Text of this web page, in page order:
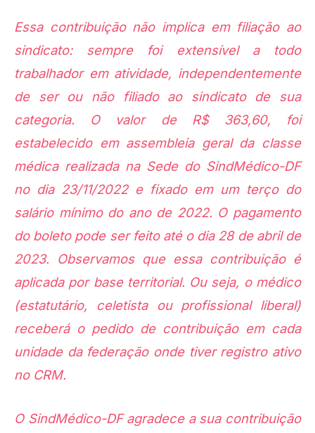
Essa contribuição não implica em filiação ao
sindicato: sempre foi extensível a todo
trabalhador em atividade, independentemente
de ser ou não filiado ao sindicato de sua
categoria. O valor de R$ 363,60, foi
estabelecido em assembleia geral da classe
médica realizada na Sede do SindMédico-DF
no dia 23/11/2022 e fixado em um terço do
salário mínimo do ano de 2022. O pagamento
do boleto pode ser feito até o dia 28 de abril de
2023. Observamos que essa contribuição é
aplicada por base territorial. Ou seja, o médico
(estatutário, celetista ou profissional liberal)
receberá o pedido de contribuição em cada
unidade da federação onde tiver registro ativo
no CRM.
O SindMédico-DF agradece a sua contribuição